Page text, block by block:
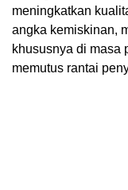
meningkatkan
angka kemiskinan,
khususnya di masa
memutus rantai